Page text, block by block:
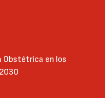
Obstétrica en los